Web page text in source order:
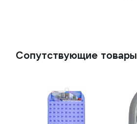
Сопутствующие товары